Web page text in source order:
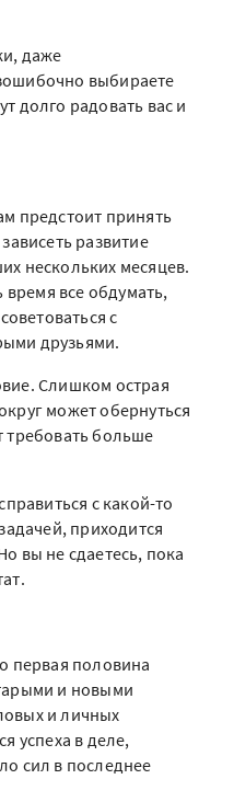
даже
выбираете
долго радовать вас и
предстоит принять
развитие
нескольких месяцев.
время все обдумать,
с
друзьями.
Слишком острая
может обернуться
требовать больше
с какой-то
приходится
вы не сдаетесь, пока
первая половина
и новыми
и личных
успеха в деле,
сил в последнее